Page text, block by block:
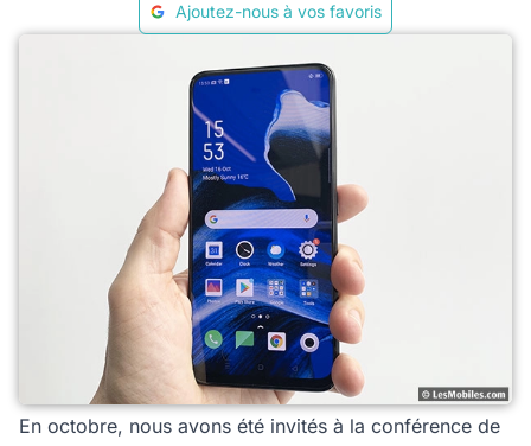
Ajoutez-nous à vos favoris
En octobre, nous avons été invités à la conférence de